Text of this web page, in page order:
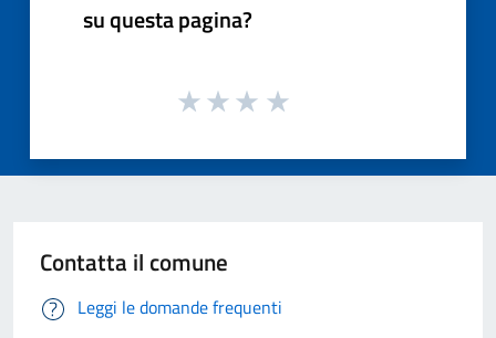
su questa pagina?
Contatta il comune
Leggi le domande frequenti